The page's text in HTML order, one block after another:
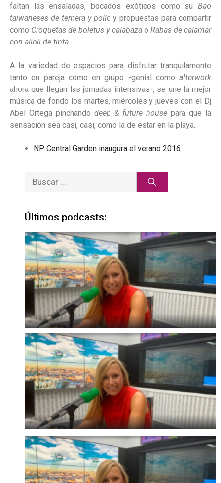
faltan las ensaladas, bocados exóticos como su Bao
taiwaneses de ternera y pollo y propuestas para compartir
como Croquetas de boletus y calabazao Rabas de calamar
con alioli de tinta.
A la variedad de espacios para disfrutar tranquilamente
tanto en pareja como en grupo -genial como afterwork
ahora que llegan las jornadas intensivas-, se une la mejor
música de fondo los martes, miércoles y jueves con el Dj
Abel Ortega pinchando deep & future house para que la
sensación sea casi, casi, como la de estar en la playa.
NP Central Garden inaugura el verano 2016
Últimos podcasts: